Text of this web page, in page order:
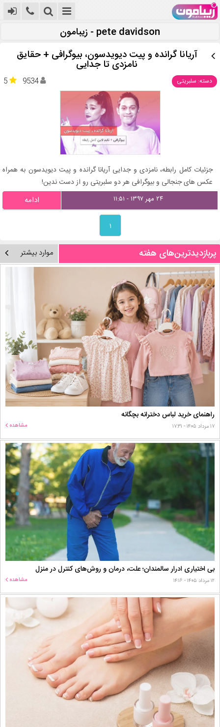
pete davidson - زیبامون
آریانا گرانده و پیت دیویدسون، بیوگرافی + حقایق
نامزدی تا جدایی
دسته: سلبریتی 5 9534
جزئیات کامل رابطه، نامزدی و جدایی آریانا گرانده و پیت دیویدسون به همراه
عکس های جنجالی و بیوگرافی هر دو سلبریتی رو از دست ندین!
۲۴ مهر ۱۳۹۷ - ۱۱:۵۱ ادامه
۱
پربازدیدترین‌های هفته موارد بیشتر
راهنمای خرید لباس دخترانه بچگانه
۱۷ مرداد ۱۴۰۵ - ۱۷:۳۱ مشاهده
بی اختیاری ادرار سالمندان؛ علت، درمان و روش‌های کنترل در منزل
۱۲ مرداد ۱۴۰۵ - ۱۴:۱۶ مشاهده